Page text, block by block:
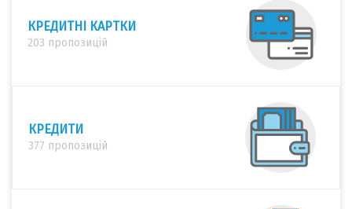
КРЕДИТНІ КАРТКИ
203 пропозицій
КРЕДИТИ
377 пропозицій